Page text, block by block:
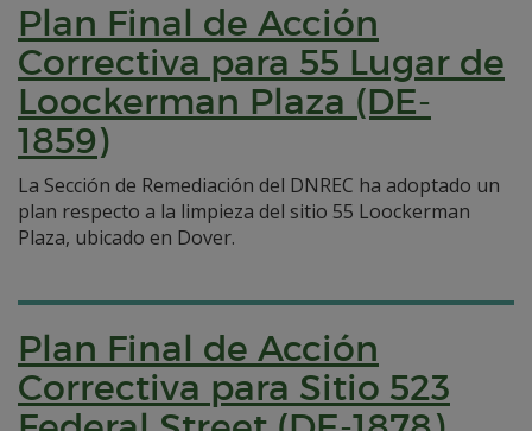
Plan Final de Acción
Correctiva para 55 Lugar de
Loockerman Plaza (DE-
1859)
La Sección de Remediación del DNREC ha adoptado un
plan respecto a la limpieza del sitio 55 Loockerman
Plaza, ubicado en Dover.
Plan Final de Acción
Correctiva para Sitio 523